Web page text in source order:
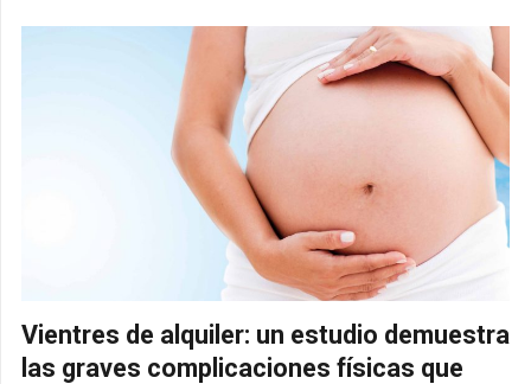
Vientres de alquiler: un estudio demuestra
las graves complicaciones físicas que